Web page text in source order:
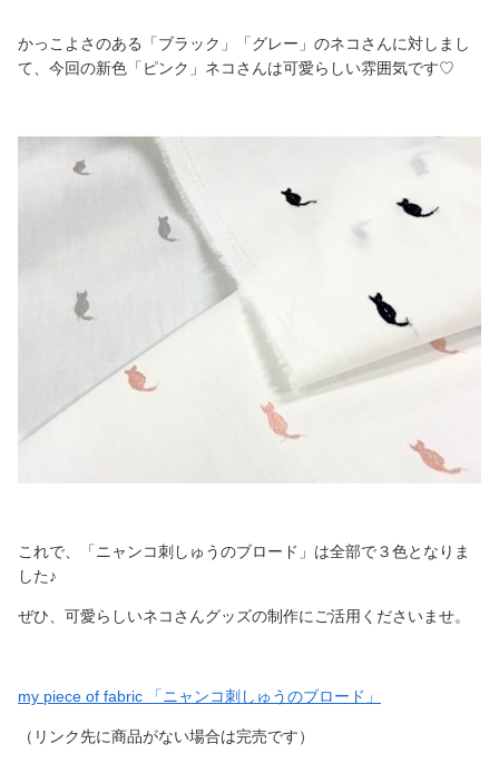
かっこよさのある「ブラック」「グレー」のネコさんに対しまし
て、今回の新色「ピンク」ネコさんは可愛らしい雰囲気です♡
これで、「ニャンコ刺しゅうのブロード」は全部で３色となりま
した♪
ぜひ、可愛らしいネコさんグッズの制作にご活用くださいませ。
my piece of fabric 「ニャンコ刺しゅうのブロード」
（リンク先に商品がない場合は完売です）